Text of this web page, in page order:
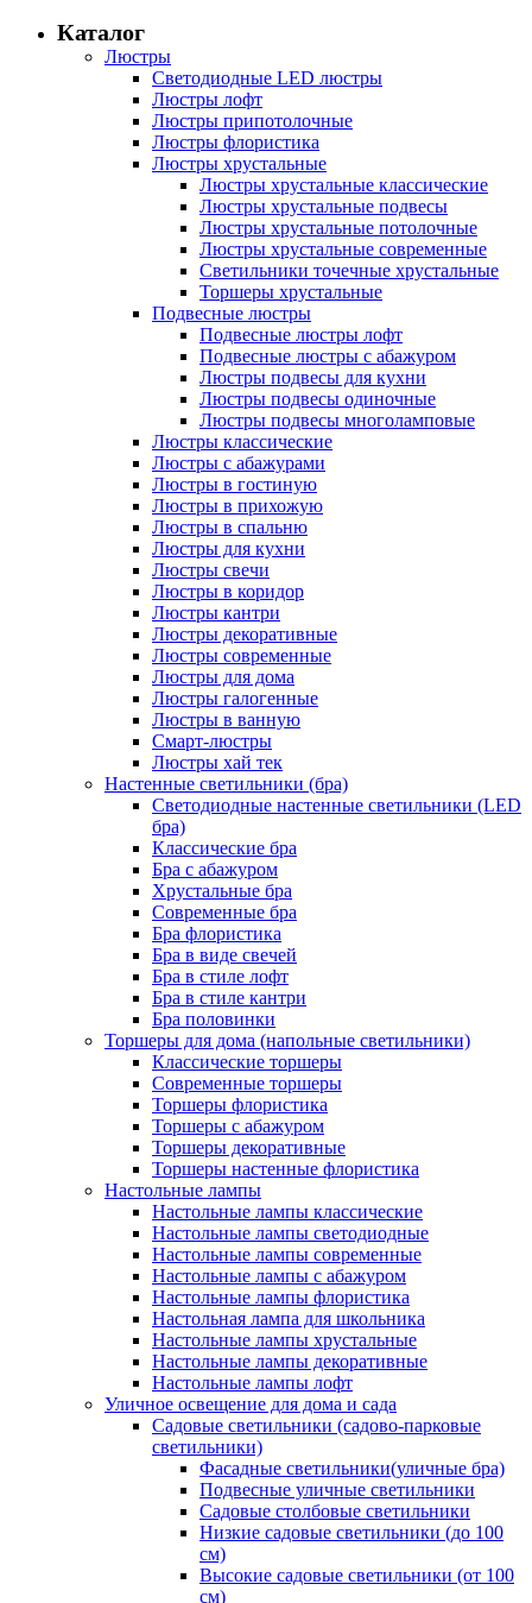
Каталог
Люстры
Светодиодные LED люстры
Люстры лофт
Люстры припотолочные
Люстры флористика
Люстры хрустальные
Люстры хрустальные классические
Люстры хрустальные подвесы
Люстры хрустальные потолочные
Люстры хрустальные современные
Светильники точечные хрустальные
Торшеры хрустальные
Подвесные люстры
Подвесные люстры лофт
Подвесные люстры с абажуром
Люстры подвесы для кухни
Люстры подвесы одиночные
Люстры подвесы многоламповые
Люстры классические
Люстры с абажурами
Люстры в гостиную
Люстры в прихожую
Люстры в спальню
Люстры для кухни
Люстры свечи
Люстры в коридор
Люстры кантри
Люстры декоративные
Люстры современные
Люстры для дома
Люстры галогенные
Люстры в ванную
Смарт-люстры
Люстры хай тек
Настенные светильники (бра)
Светодиодные настенные светильники (LED
бра)
Классические бра
Бра с абажуром
Хрустальные бра
Современные бра
Бра флористика
Бра в виде свечей
Бра в стиле лофт
Бра в стиле кантри
Бра половинки
Торшеры для дома (напольные светильники)
Классические торшеры
Современные торшеры
Торшеры флористика
Торшеры с абажуром
Торшеры декоративные
Торшеры настенные флористика
Настольные лампы
Настольные лампы классические
Настольные лампы светодиодные
Настольные лампы современные
Настольные лампы с абажуром
Настольные лампы флористика
Настольная лампа для школьника
Настольные лампы хрустальные
Настольные лампы декоративные
Настольные лампы лофт
Уличное освещение для дома и сада
Садовые светильники (садово-парковые
светильники)
Фасадные светильники(уличные бра)
Подвесные уличные светильники
Садовые столбовые светильники
Низкие садовые светильники (до 100
см)
Высокие садовые светильники (от 100
см)